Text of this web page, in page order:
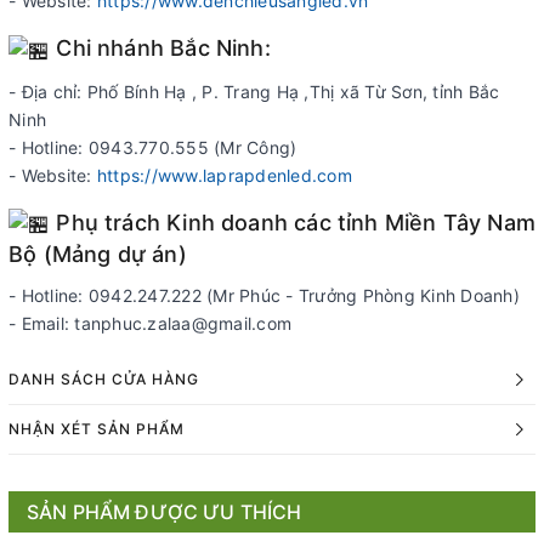
Chi nhánh Bắc Ninh:
- Địa chỉ: Phố Bính Hạ , P. Trang Hạ ,Thị xã Từ Sơn, tỉnh Bắc
Ninh
- Hotline: 0943.770.555 (Mr Công)
- Website: https://www.laprapdenled.com
Phụ trách Kinh doanh các tỉnh Miền Tây Nam
Bộ (Mảng dự án)
- Hotline: 0942.247.222 (Mr Phúc - Trưởng Phòng Kinh Doanh)
- Email: tanphuc.zalaa@gmail.com
DANH SÁCH CỬA HÀNG
NHẬN XÉT SẢN PHẨM
SẢN PHẨM ĐƯỢC ƯU THÍCH